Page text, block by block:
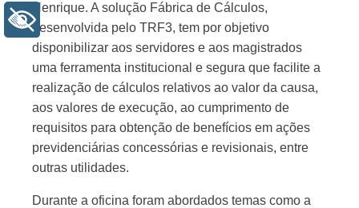
Henrique. A solução Fábrica de Cálculos,
desenvolvida pelo TRF3, tem por objetivo
disponibilizar aos servidores e aos magistrados
uma ferramenta institucional e segura que facilite a
realização de cálculos relativos ao valor da causa,
aos valores de execução, ao cumprimento de
requisitos para obtenção de benefícios em ações
previdenciárias concessórias e revisionais, entre
outras utilidades.
Durante a oficina foram abordados temas como a
+ Acessibilidade